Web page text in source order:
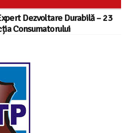
Dezvoltare Durabilă – 23
Consumatorului